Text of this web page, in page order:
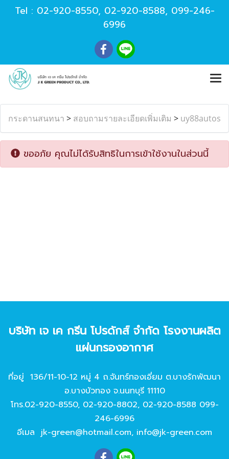
Tel : 02-920-8550, 02-920-8588, 099-246-
6996
กระดานสนทนา > สอบถามรายละเอียดเพิ่มเติม > uy88autos
ขออภัย คุณไม่ได้รับสิทธิในการเข้าใช้งานในส่วนนี้
บริษัท เจ เค กรีน โปรดักส์ จํากัด โรงงานผลิต
แผ่นกรองอากาศ
ที่อยู่ 136/11-10-12 หมู่ 4 ถ.จันทร์ทองเอี่ยม ต.บางรักพัฒนา
อ.บางบัวทอง จ.นนทบุรี 11110
โทร.02-920-8550, 02-920-8802, 02-920-8588 099-
246-6996
อีเมล jk-green@hotmail.com, info@jk-green.com